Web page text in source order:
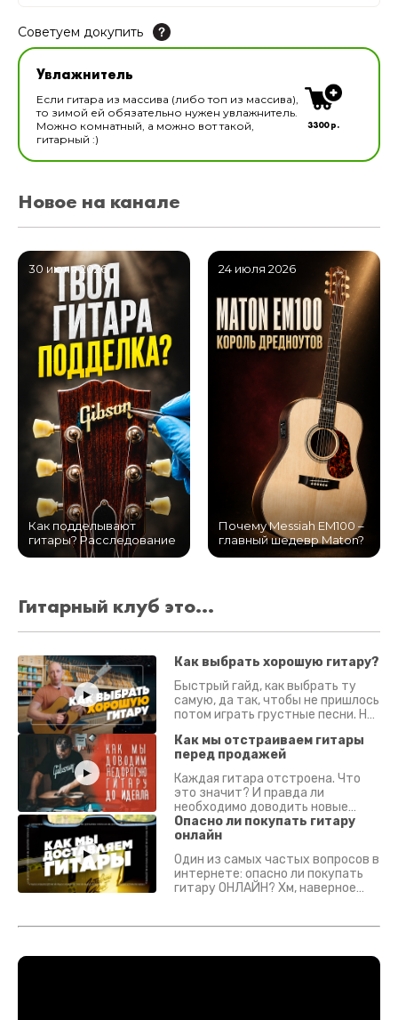
Советуем докупить
Увлажнитель для музыкальных инструментов
В наличии
Увлажнитель
Если гитара из массива (либо топ из массива),
то зимой ей обязательно нужен увлажнитель.
Можно комнатный, а можно вот такой,
гитарный :)
3300 р.
Новое на канале
30 июля 2026
Как подделывают
гитары? Расследование
24 июля 2026
Почему Messiah EM100 –
главный шедевр Maton?
Гитарный клуб это...
Как выбрать хорошую гитару?
Быстрый гайд, как выбрать ту
самую, да так, чтобы не пришлось
потом играть грустные песни. На
Как мы отстраиваем гитары
перед продажей
Каждая гитара отстроена. Что
это значит? И правда ли
необходимо доводить новые
гитары? Если кратко - да.
Подробно - в видео :)
Опасно ли покупать гитару
онлайн
Один из самых частых вопросов в
интернете: опасно ли покупать
гитару ОНЛАЙН? Хм, наверное
застрахован. Случись что -